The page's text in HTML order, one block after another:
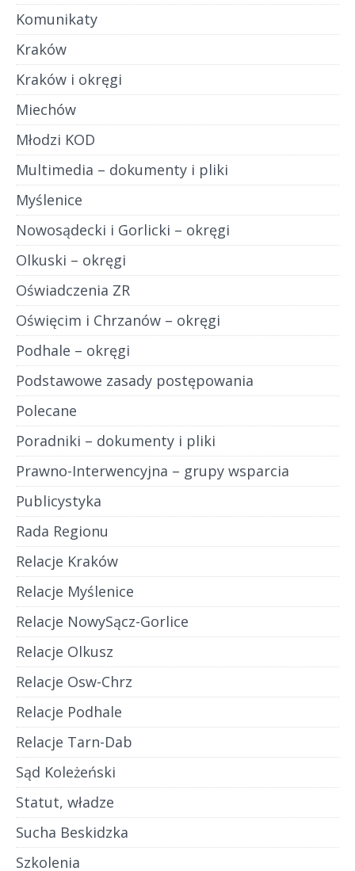
Komunikaty
Kraków
Kraków i okręgi
Miechów
Młodzi KOD
Multimedia – dokumenty i pliki
Myślenice
Nowosądecki i Gorlicki – okręgi
Olkuski – okręgi
Oświadczenia ZR
Oświęcim i Chrzanów – okręgi
Podhale – okręgi
Podstawowe zasady postępowania
Polecane
Poradniki – dokumenty i pliki
Prawno-Interwencyjna – grupy wsparcia
Publicystyka
Rada Regionu
Relacje Kraków
Relacje Myślenice
Relacje NowySącz-Gorlice
Relacje Olkusz
Relacje Osw-Chrz
Relacje Podhale
Relacje Tarn-Dab
Sąd Koleżeński
Statut, władze
Sucha Beskidzka
Szkolenia